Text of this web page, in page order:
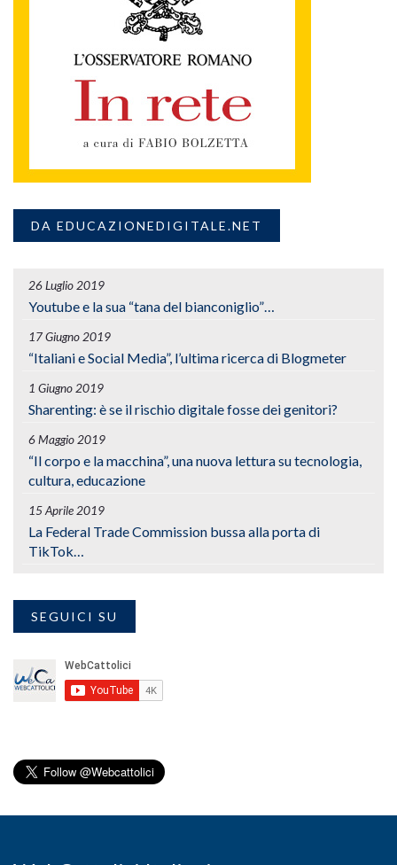
DA EDUCAZIONEDIGITALE.NET
26 Luglio 2019
Youtube e la sua “tana del bianconiglio”…
17 Giugno 2019
“Italiani e Social Media”, l’ultima ricerca di Blogmeter
1 Giugno 2019
Sharenting: è se il rischio digitale fosse dei genitori?
6 Maggio 2019
“Il corpo e la macchina”, una nuova lettura su tecnologia,
cultura, educazione
15 Aprile 2019
La Federal Trade Commission bussa alla porta di
TikTok…
SEGUICI SU